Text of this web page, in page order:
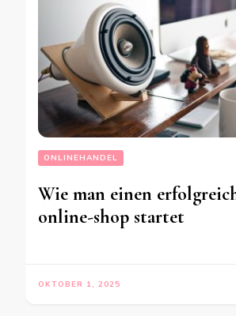
ONLINEHANDEL
Wie man einen
online-shop startet
OKTOBER 1, 2025